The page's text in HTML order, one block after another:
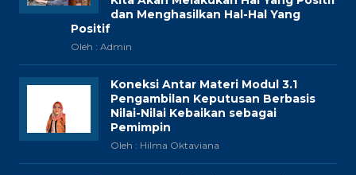
dan Menghasilkan Hal-Hal Yang
Positif
Oleh : Admin
Koneksi Antar Materi Modul 3.1
Pengambilan Keputusan Berbasis
Nilai-Nilai Kebaikan sebagai
Pemimpin
Oleh : Hilma Oktaviana